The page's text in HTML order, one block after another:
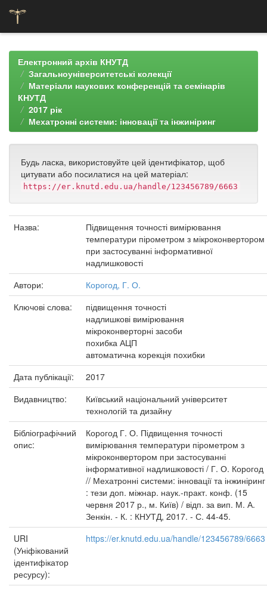
navigationЕлектронний архів КНУТД
Загальноуніверситетські колекції
Матеріали наукових конференцій та семінарів
КНУТД
2017 рік
Мехатронні системи: інновації та інжиніринг
Будь ласка, використовуйте цей ідентифікатор, щоб
цитувати або посилатися на цей матеріал:
https://er.knutd.edu.ua/handle/123456789/6663
Назва:
Підвищення точності вимірювання
температури пірометром з мікроконвертором
при застосуванні інформативної
надлишковості
Автори:
Корогод, Г. О.
Ключові слова:
підвищення точності
надлишкові вимірювання
мікроконверторні засоби
похибка АЦП
автоматична корекція похибки
Дата публікації:
2017
Видавництво:
Київський національний університет
технологій та дизайну
Бібліографічний
опис:
Корогод Г. О. Підвищення точності
вимірювання температури пірометром з
мікроконвертором при застосуванні
інформативної надлишковості / Г. О. Корогод
// Мехатронні системи: інновації та інжиніринг
: тези доп. міжнар. наук.-практ. конф. (15
червня 2017 р., м. Київ) / відп. за вип. М. А.
Зенкін. - К. : КНУТД, 2017. - С. 44-45.
URI
(Уніфікований
ідентифікатор
ресурсу):
https://er.knutd.edu.ua/handle/123456789/6663